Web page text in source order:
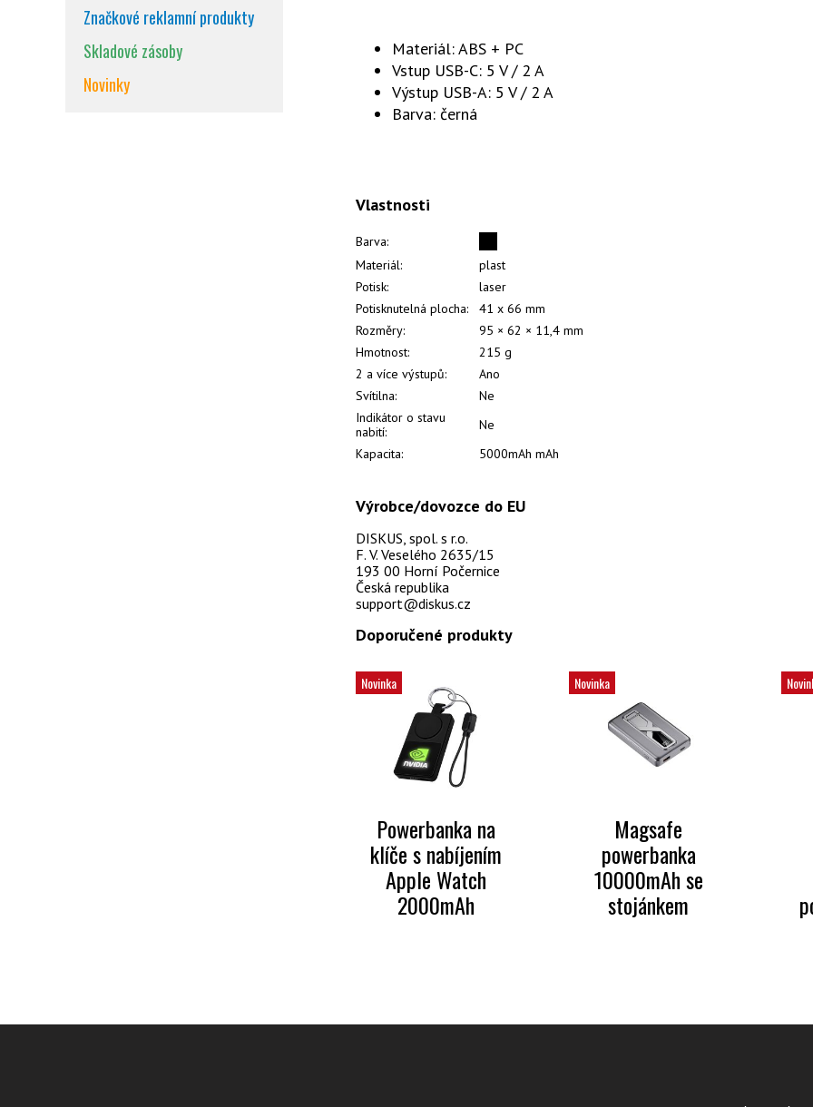
Materiál: ABS + PC
Vstup USB-C: 5 V / 2 A
Výstup USB-A: 5 V / 2 A
Barva: černá
Vlastnosti
Barva:
Materiál:
plast
Potisk:
laser
Potisknutelná plocha:
41 x 66 mm
Rozměry:
95 × 62 × 11,4 mm
Hmotnost:
215 g
2 a více výstupů:
Ano
Svítilna:
Ne
Indikátor o stavu
nabití:
Ne
Kapacita:
5000mAh mAh
Výrobce/dovozce do EU
DISKUS, spol. s r.o.
F. V. Veselého 2635/15
193 00 Horní Počernice
Česká republika
support@diskus.cz
Doporučené produkty
Novinka
Powerbanka na
klíče s nabíjením
Apple Watch
2000mAh
Novinka
Magsafe
powerbanka
10000mAh se
stojánkem
Značkové reklamní produkty
Skladové zásoby
Novinky